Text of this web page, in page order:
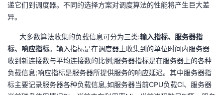
注
验
收
藏
持
建
议
递它们到调度器。不同的选择方案对调度算法的性能将产生巨大差
异。
大多数算法收集的负载信息可分为三类:输入指标、服务器指
标、响应指标。输入指标是在调度器上收集到的单位时间内服务器
收到新连接数与平均连接数的比例;服务器指标是在服务器上的各种
负载信息;响应指标是服务器所提供服务的响应延迟。其中服务器指
标主要记录服务器各种负载信息,如服务器当前CPU负载Ci、服务器